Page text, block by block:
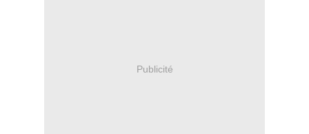
Publicité